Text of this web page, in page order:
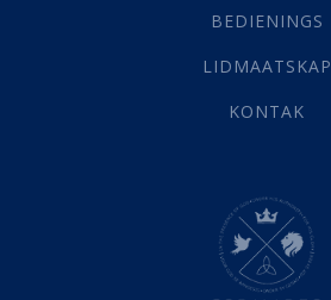
Selfondersoek(1)
Werk(22)
(142)
Hemel (31)
Israel (14)
Millennium(1)
BEDIENINGS
LIDMAATSKAP
KONTAK